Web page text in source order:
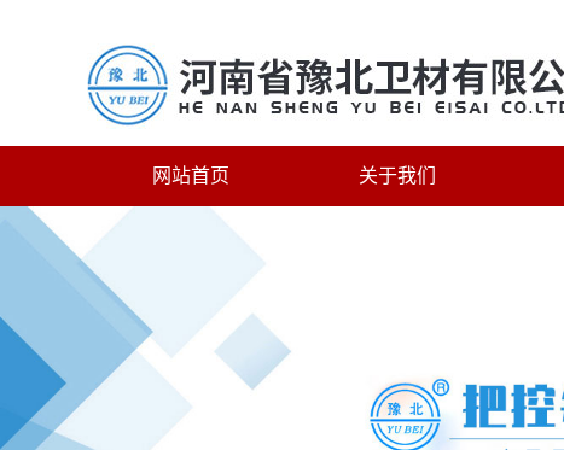
网站首页 关于我们